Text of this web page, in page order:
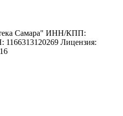
Самара" ИНН/КПП:
1166313120269 Лицензия: